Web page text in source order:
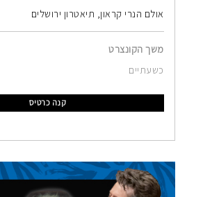
אולם הנרי קראון, תיאטרון ירושלים
משך הקונצרט
כשעתיים
קנה כרטיס